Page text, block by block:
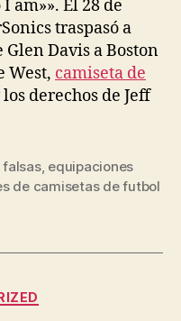
am»». El 28 de
traspasó a
Davis a Boston
West, camiseta de
derechos de Jeff
, equipaciones
de camisetas de futbol